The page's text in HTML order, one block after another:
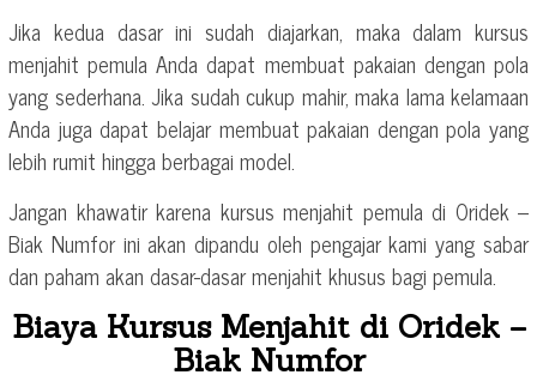
Jika kedua dasar ini sudah diajarkan, maka dalam kursus
menjahit pemula Anda dapat membuat pakaian dengan pola
yang sederhana. Jika sudah cukup mahir, maka lama kelamaan
Anda juga dapat belajar membuat pakaian dengan pola yang
lebih rumit hingga berbagai model.
Jangan khawatir karena kursus menjahit pemula di Oridek –
Biak Numfor ini akan dipandu oleh pengajar kami yang sabar
dan paham akan dasar-dasar menjahit khusus bagi pemula.
Biaya Kursus Menjahit di Oridek –
Biak Numfor